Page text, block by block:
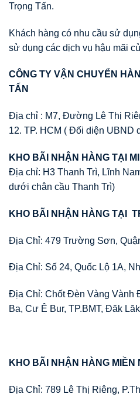
Trọng Tấn.
Khách hàng có nhu cầu sử
sử dụng các dịch vụ hậu mãi
CÔNG TY VẬN CHUYỂN
TẤN
Địa chỉ : M7, Đường Lê Thị
12. TP. HCM ( Đối diện UBND
KHO BÃI NHẬN HÀNG TẠI
Địa chỉ: H3 Thanh Trì, Lĩnh
dưới chân cầu Thanh Trì)
KHO BÃI NHẬN HÀNG TẠI
Địa Chỉ: 479 Trường Sơn,
Địa Chỉ: Số 24, Quốc Lộ 1A,
Địa Chỉ: Chốt Đèn Vàng Vành
Ba, Cư Ê Bur, TP.BMT, Đăk Lăk
KHO BÃI NHẬN HÀNG MIỀN
Địa Chỉ: 789 Lê Thị Riêng,